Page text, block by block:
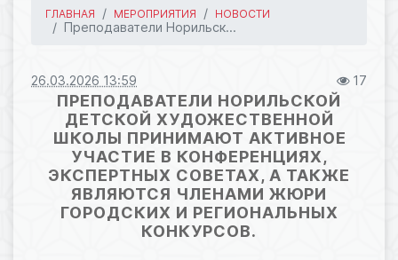
ГЛАВНАЯ МЕРОПРИЯТИЯ НОВОСТИ
Преподаватели Норильск...
26.03.2026 13:59 17
ПРЕПОДАВАТЕЛИ НОРИЛЬСКОЙ
ДЕТСКОЙ ХУДОЖЕСТВЕННОЙ
ШКОЛЫ ПРИНИМАЮТ АКТИВНОЕ
УЧАСТИЕ В КОНФЕРЕНЦИЯХ,
ЭКСПЕРТНЫХ СОВЕТАХ, А ТАКЖЕ
ЯВЛЯЮТСЯ ЧЛЕНАМИ ЖЮРИ
ГОРОДСКИХ И РЕГИОНАЛЬНЫХ
КОНКУРСОВ.